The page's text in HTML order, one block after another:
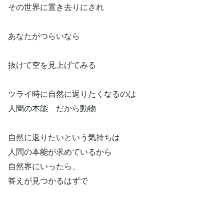
その世界に置き去りにされ
あなたがつらいなら
抜けて空を見上げてみる
ツライ時に自然に返りたくなるのは
人間の本能 だから動物
自然に返りたいという気持ちは
人間の本能が求めているから
自然界にいったら、
答えが見つかるはずで